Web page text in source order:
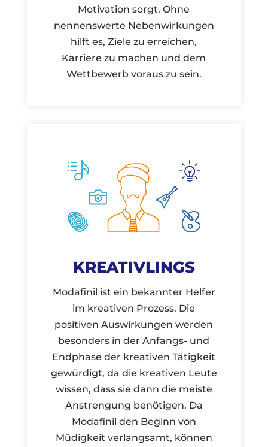
Motivation sorgt. Ohne
nennenswerte Nebenwirkungen
hilft es, Ziele zu erreichen,
Karriere zu machen und dem
Wettbewerb voraus zu sein.
KREATIVLINGS
Modafinil ist ein bekannter Helfer
im kreativen Prozess. Die
positiven Auswirkungen werden
besonders in der Anfangs- und
Endphase der kreativen Tätigkeit
gewürdigt, da die kreativen Leute
wissen, dass sie dann die meiste
Anstrengung benötigen. Da
Modafinil den Beginn von
Müdigkeit verlangsamt, können